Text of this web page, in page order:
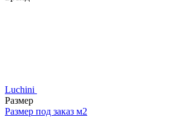
Luchini
Размер
Размер под заказ м2